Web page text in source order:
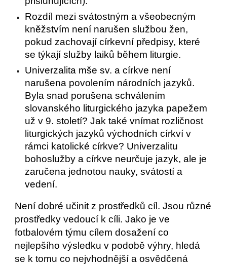
Rozdíl mezi svátostným a všeobecným
kněžstvím není narušen službou žen,
pokud zachovají církevní předpisy, které
se týkají služby laiků během liturgie.
Univerzalita mše sv. a církve není
narušena povolením národních jazyků.
Byla snad porušena schválením
slovanského liturgického jazyka papežem
už v 9. století? Jak také vnímat rozličnost
liturgických jazyků východních církví v
rámci katolické církve? Univerzalitu
bohoslužby a církve neurčuje jazyk, ale je
zaručena jednotou nauky, svátostí a
vedení.
Není dobré učinit z prostředků cíl. Jsou různé
prostředky vedoucí k cíli. Jako je ve
fotbalovém týmu cílem dosažení co
nejlepšího výsledku v podobě výhry, hledá
se k tomu co nejvhodnější a osvědčená